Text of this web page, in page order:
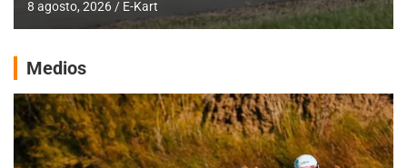
8 agosto, 2026 E-Kart
Medios